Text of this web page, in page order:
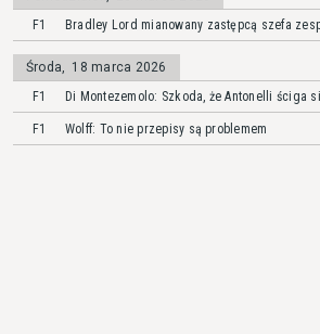
F1
Bradley Lord mianowany zastępcą szefa
Środa, 18 marca 2026
F1
Di Montezemolo: Szkoda, że Antonelli ściga
F1 Wolff: To nie przepisy są problemem